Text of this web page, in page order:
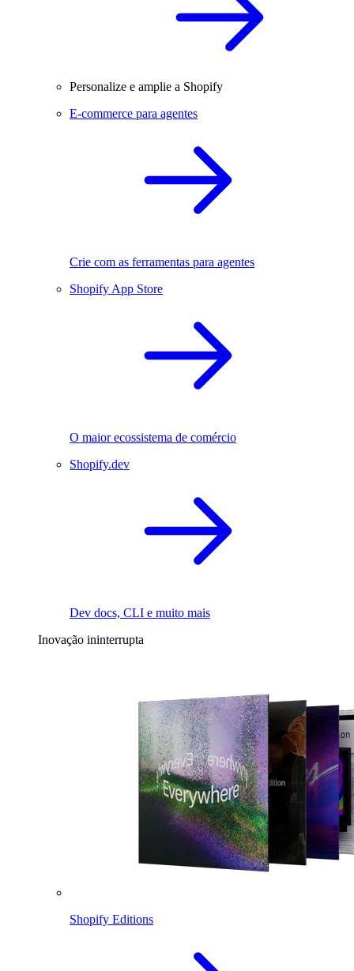
Personalize e amplie a Shopify
E-commerce para agentes
Crie com as ferramentas para agentes
Shopify App Store
O maior ecossistema de comércio
Shopify.dev
Dev docs, CLI e muito mais
Inovação ininterrupta
Shopify Editions